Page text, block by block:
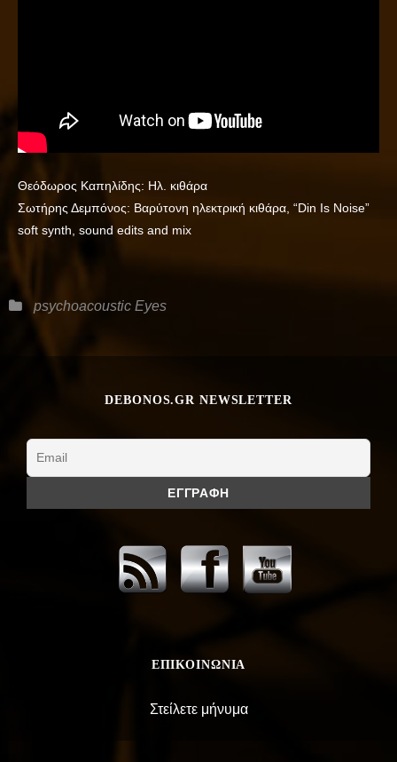
Θεόδωρος Καπηλίδης: Ηλ. κιθάρα
Σωτήρης Δεμπόνος: Βαρύτονη ηλεκτρική κιθάρα, “Din Is Noise”
soft synth, sound edits and mix
Categories
psychoacoustic Eyes
DEBONOS.GR NEWSLETTER
ΕΠΙΚΟΙΝΩΝΊΑ
Στείλετε μήνυμα